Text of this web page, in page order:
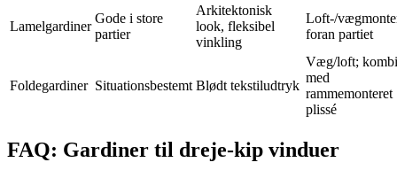
Lamelgardiner
Gode i store
partier
Arkitektonisk
look, fleksibel
vinkling
Loft-/
foran partiet
Foldegardiner Situationsbestemt Blødt tekstiludtryk
Væg/loft;
med
rammemonteret
plissé
FAQ: Gardiner til dreje-kip vinduer